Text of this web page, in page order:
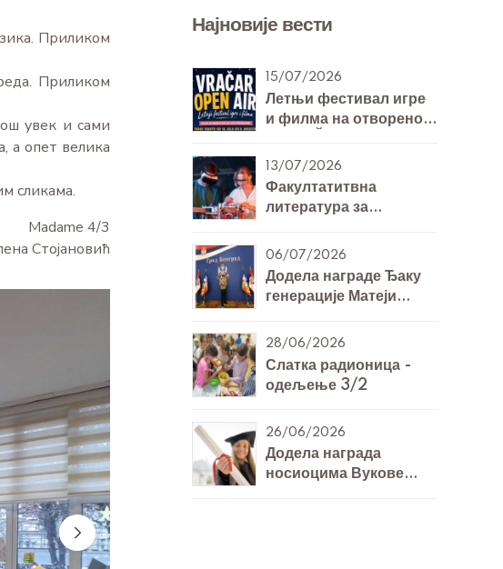
Приликом
Приликом
увек и сами
а опет велика
сликама.
Madame 4/3
Стојановић
Најновије вести
15/07/2026
Летњи фестивал игре
и филма на отвореном
13/07/2026
Факултатитвна
литература за
7. и 8. разреда за
Технику и технологију
06/07/2026
Додела награде Ђаку
генерације Матеји
28/06/2026
Слатка радионица -
одељење 3/2
26/06/2026
Додела награда
носиоцима Вукове